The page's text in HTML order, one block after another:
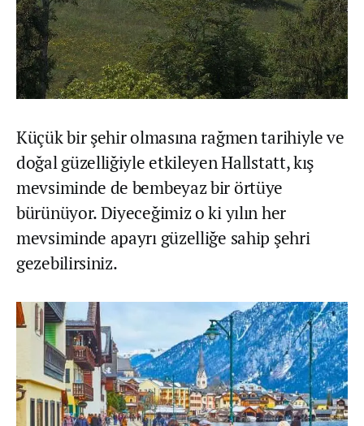
Küçük bir şehir olmasına rağmen tarihiyle ve
doğal güzelliğiyle etkileyen Hallstatt, kış
mevsiminde de bembeyaz bir örtüye
bürünüyor. Diyeceğimiz o ki yılın her
mevsiminde apayrı güzelliğe sahip şehri
gezebilirsiniz.